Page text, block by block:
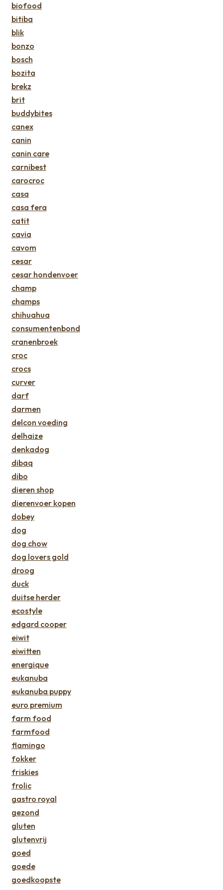
biofood
bitiba
blik
bonzo
bosch
bozita
brekz
brit
buddybites
canex
canin
canin care
carnibest
carocroc
casa
casa fera
catit
cavia
cavom
cesar
cesar hondenvoer
champ
champs
chihuahua
consumentenbond
cranenbroek
croc
crocs
curver
darf
darmen
delcon voeding
delhaize
denkadog
dibaq
dibo
dieren shop
dierenvoer kopen
dobey
dog
dog chow
dog lovers gold
droog
duck
duitse herder
ecostyle
edgard cooper
eiwit
eiwitten
energique
eukanuba
eukanuba puppy
euro premium
farm food
farmfood
flamingo
fokker
friskies
frolic
gastro royal
gezond
gluten
glutenvrij
goed
goede
goedkoopste